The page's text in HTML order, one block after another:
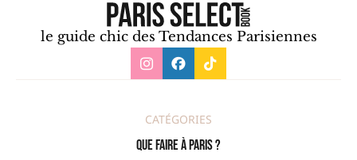
le guide chic des Tendances Parisiennes
CATÉGORIES
Que faire à Paris ?